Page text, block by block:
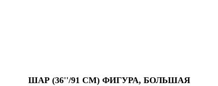
ШАР (36''/91 СМ) ФИГУРА, БОЛЬШАЯ